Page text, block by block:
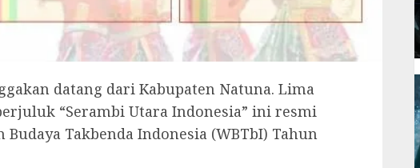
datang dari Kabupaten Natuna. Lima
“Serambi Utara Indonesia” ini resmi
Takbenda Indonesia (WBTbI) Tahun